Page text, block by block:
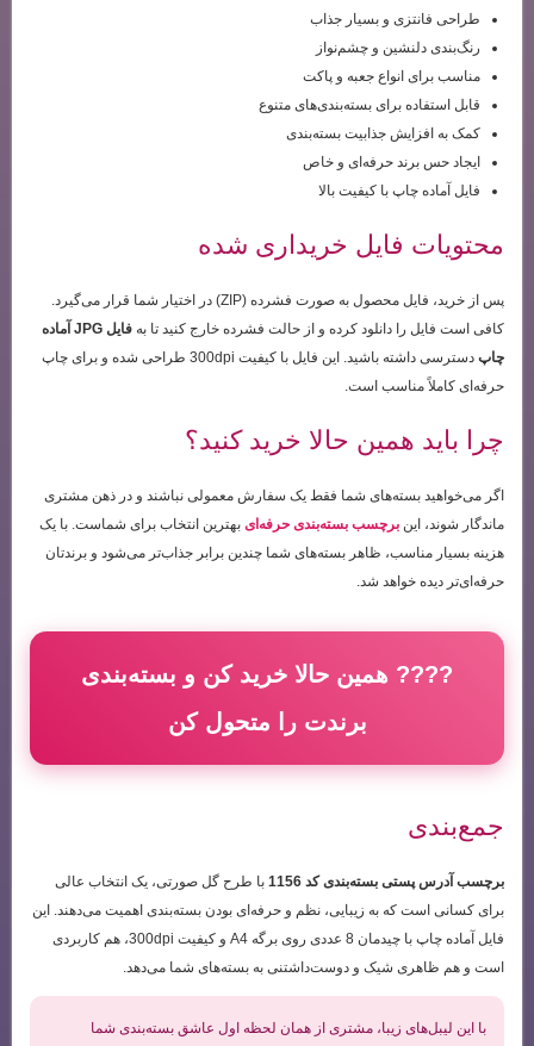
طراحی فانتزی و بسیار جذاب
رنگ‌بندی دلنشین و چشم‌نواز
مناسب برای انواع جعبه و پاکت
قابل استفاده برای بسته‌بندی‌های متنوع
کمک به افزایش جذابیت بسته‌بندی
ایجاد حس برند حرفه‌ای و خاص
فایل آماده چاپ با کیفیت بالا
محتویات فایل خریداری شده
پس از خرید، فایل محصول به صورت فشرده (ZIP) در اختیار شما قرار می‌گیرد.
کافی است فایل را دانلود کرده و از حالت فشرده خارج کنید تا به
فایل JPG آماده
چاپ
دسترسی داشته باشید. این فایل با کیفیت 300dpi طراحی شده و برای چاپ
حرفه‌ای کاملاً مناسب است.
چرا باید همین حالا خرید کنید؟
اگر می‌خواهید بسته‌های شما فقط یک سفارش معمولی نباشند و در ذهن مشتری
ماندگار شوند، این برچسب بسته‌بندی حرفه‌ای بهترین انتخاب برای شماست. با یک
هزینه بسیار مناسب، ظاهر بسته‌های شما چندین برابر جذاب‌تر می‌شود و برندتان
حرفه‌ای‌تر دیده خواهد شد.
???? همین حالا خرید کن و بسته‌بندی
برندت را متحول کن
جمع‌بندی
برچسب آدرس پستی بسته‌بندی کد 1156
با طرح گل صورتی، یک انتخاب عالی
برای کسانی است که به زیبایی، نظم و حرفه‌ای بودن بسته‌بندی اهمیت می‌دهند. این
فایل آماده چاپ با چیدمان 8 عددی روی برگه A4 و کیفیت 300dpi، هم کاربردی
است و هم ظاهری شیک و دوست‌داشتنی به بسته‌های شما می‌دهد.
با این لیبل‌های زیبا، مشتری از همان لحظه اول عاشق بسته‌بندی شما